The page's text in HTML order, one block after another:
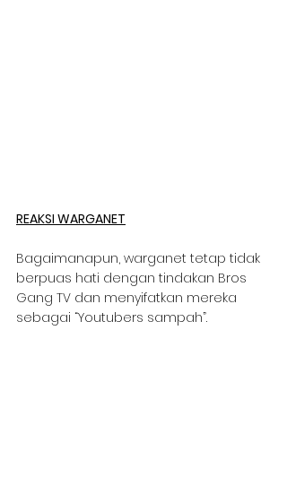
REAKSI WARGANET
Bagaimanapun, warganet tetap tidak
berpuas hati dengan tindakan Bros
Gang TV dan menyifatkan mereka
sebagai “Youtubers sampah”.